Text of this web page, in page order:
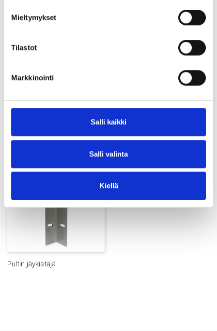
Mieltymykset
Tilastot
Markkinointi
Salli kaikki
Salli valinta
Kiellä
Vaijerilukko
Pultin jäykistäjä